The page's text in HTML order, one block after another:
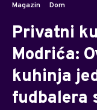
Magazin Dom
Privatni
Modrića:
kuhinja
fudbalera